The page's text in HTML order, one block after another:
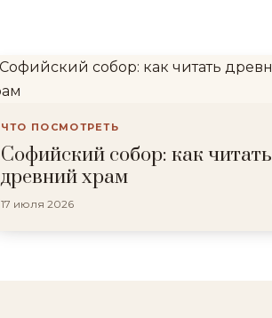
ЧТО ПОСМОТРЕТЬ
Софийский собор: как читать
древний храм
17 июля 2026